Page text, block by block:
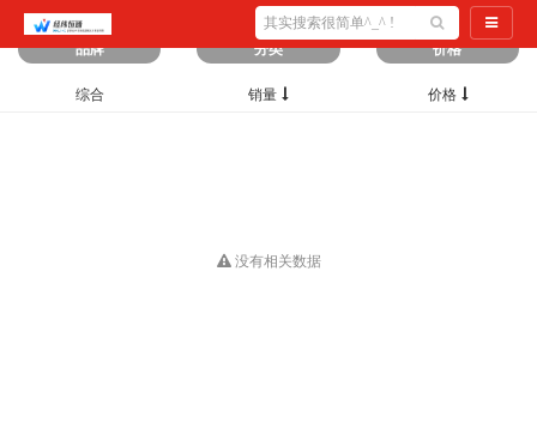
导航切
筛选出 0 条数据
品牌
分类 价格
综合 销量 价格
没有相关数据